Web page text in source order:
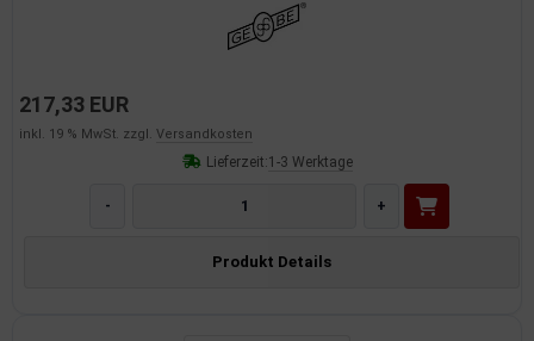
217,33 EUR
inkl. 19 % MwSt. zzgl. Versandkosten
Lieferzeit:1-3 Werktage
- +
Produkt Details